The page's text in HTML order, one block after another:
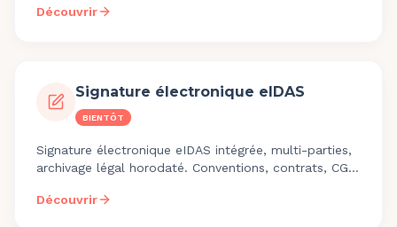
Découvrir
Signature électronique eIDAS
BIENTÔT
Signature électronique eIDAS intégrée, multi-parties,
archivage légal horodaté. Conventions, contrats, CGU
Découvrir